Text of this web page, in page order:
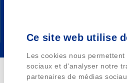
Ce site web utilise
Les cookies nous
sociaux et d'analyser notre
partenaires de médias